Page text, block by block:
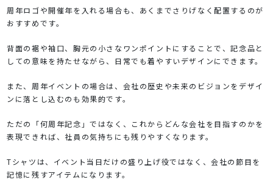
周年ロゴや開催年を入れる場合も、あくまでさりげなく配置するのが
おすすめです。
背面の裾や袖口、胸元の小さなワンポイントにすることで、記念品と
しての意味を持たせながら、日常でも着やすいデザインにできます。
また、周年イベントの場合は、会社の歴史や未来のビジョンをデザイ
ンに落とし込むのも効果的です。
ただの「何周年記念」ではなく、これからどんな会社を目指すのかを
表現できれば、社員の気持ちにも残りやすくなります。
Tシャツは、イベント当日だけの盛り上げ役ではなく、会社の節目を
記憶に残すアイテムになります。